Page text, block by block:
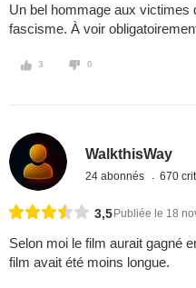
Un bel hommage aux victimes
fascisme. À voir
3 0
WalkthisWay
24 abonnés 670
3,5 Publiée le 18
Selon moi le film aurait gagné
film avait été moins longue.